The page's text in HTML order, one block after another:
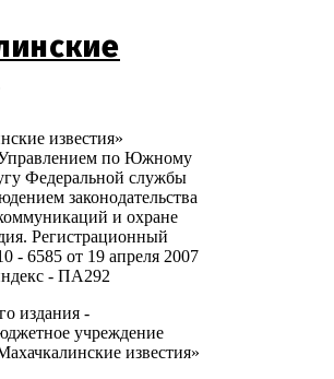
известия»
Управлением по Южному
Федеральной службы
законодательства
и охране
Регистрационный
6585 от 19 апреля 2007
- ПА292
издания -
учреждение
известия»